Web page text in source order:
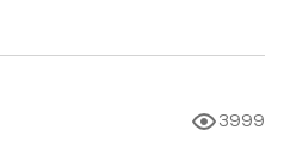
3999